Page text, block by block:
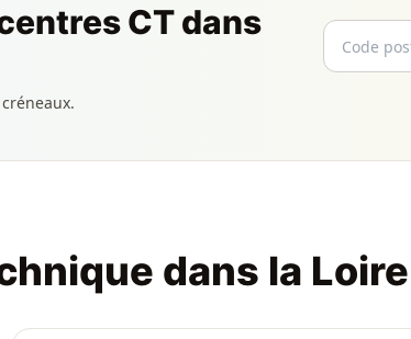
CT dans
Code postal
Email
dans la Loire